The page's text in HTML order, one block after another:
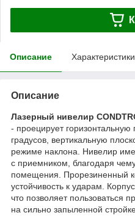
Описание Характеристики
Описание
Лазерный нивелир
- проецирует горизонтальную
градусов, вертикальную
режиме наклона. Нивелир
с приемником, благодаря
помещения. Прорезиненный
устойчивость к ударам.
что позволяет пользоваться
на сильно запыленной